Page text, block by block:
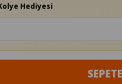
Hediyesi